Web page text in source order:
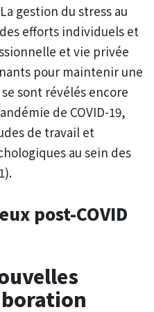
gestion du stress au
efforts individuels et
et vie privée
pour maintenir une
sont révélés encore
de COVID-19,
de travail et
au sein des
post-COVID